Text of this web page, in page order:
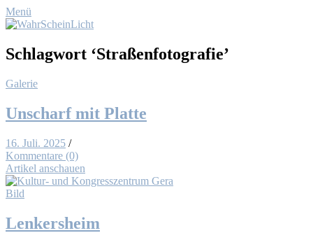
Menü
Schlagwort ‘Straßenfotografie’
Galerie
Un­scharf mit Plat­te
16. Juli. 2025 /
Kommentare (0)
Artikel anschauen
Bild
Len­kers­heim